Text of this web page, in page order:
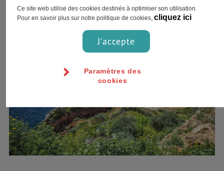
Ce site web utilise des cookies destinés à optimiser son utilisation.
Pour en savoir plus sur notre politique de cookies, cliquez ici
J'accepte
Paramètres des
cookies